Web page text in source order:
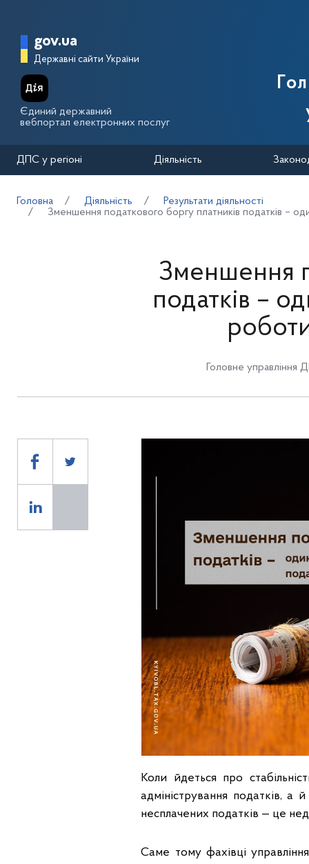
Головна сторінка Державної
gov.ua
Державні сайти України
Єдиний державний
вебпортал електронних послуг
ДПС у регіоні Діяльність
Головна Діяльність
Результати діяльності
Зменшення податкового боргу платників податків –
Зменшення
податків –
Головне управління
Коли йдеться про
адміністрування податків,
несплачених податків — це
Саме тому фахівці